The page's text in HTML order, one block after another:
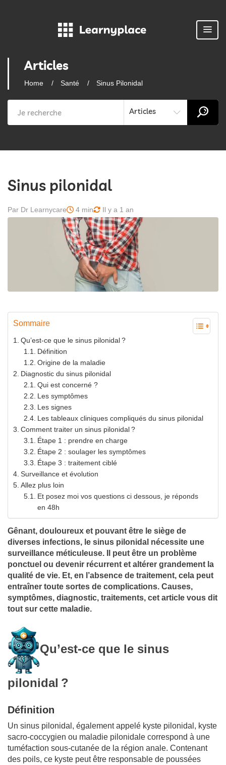
Articles
Home Santé Sinus Pilonidal
Articles
Sinus pilonidal
Par Dr Learnycare 4 min Il y a 1 an
Sommaire
Qu’est-ce que le sinus pilonidal ?
Définition
Origine de la maladie
Diagnostic du sinus pilonidal
Qui est concerné ?
Les symptômes
Les signes
Les tableaux cliniques compliqués du sinus pilonidal
Comment traiter un sinus pilonidal ?
Étape 1 : prendre en charge
Étape 2 : soulager les symptômes
Étape 3 : traitement ciblé
Surveillance et évolution
Allez plus loin
Et posez moi vos questions ci dessous, je réponds
en 48h
Gênant, douloureux et pouvant être le siège de
diverses infections, le sinus pilonidal nécessite une
surveillance méticuleuse. Il peut être un problème
ponctuel ou devenir récurrent et altérer grandement la
qualité de vie. Et, en l’absence de traitement, cela peut
entraîner toute sortes de complications. Causes,
symptômes, diagnostic, traitements, cet article vous dit
tout sur cette maladie.
Qu’est-ce que le sinus
pilonidal ?
Définition
Un sinus pilonidal, également appelé kyste pilonidal, kyste
sacro-coccygien ou maladie pilonidale correspond à une
tuméfaction sous-cutanée de la région anale. Contenant
des poils, ce kyste peut être responsable de poussées